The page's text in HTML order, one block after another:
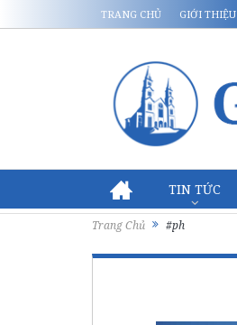
TRANG CHỦ GIỚI THIỆU
TIN TỨC
Trang Chủ #ph